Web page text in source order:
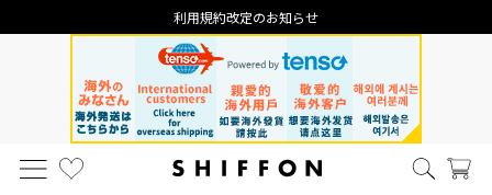
利用規約改定のお知らせ